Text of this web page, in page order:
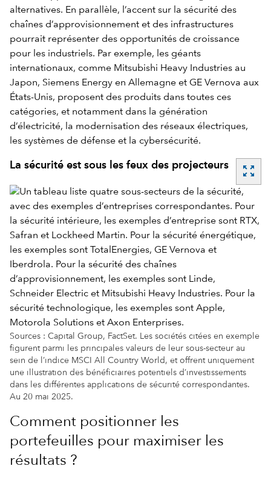
alternatives. En parallèle, l’accent sur la sécurité des
chaînes d’approvisionnement et des infrastructures
pourrait représenter des opportunités de croissance
pour les industriels. Par exemple, les géants
internationaux, comme Mitsubishi Heavy Industries au
Japon, Siemens Energy en Allemagne et GE Vernova aux
États-Unis, proposent des produits dans toutes ces
catégories, et notamment dans la génération
d’électricité, la modernisation des réseaux électriques,
les systèmes de défense et la cybersécurité.
La sécurité est sous les feux des projecteurs zoom_out_map
Sources : Capital Group, FactSet. Les sociétés citées en exemple
figurent parmi les principales valeurs de leur sous-secteur au
sein de l’indice MSCI All Country World, et offrent uniquement
une illustration des bénéficiaires potentiels d’investissements
dans les différentes applications de sécurité correspondantes.
Au 20 mai 2025.
Comment positionner les
portefeuilles pour maximiser les
résultats ?